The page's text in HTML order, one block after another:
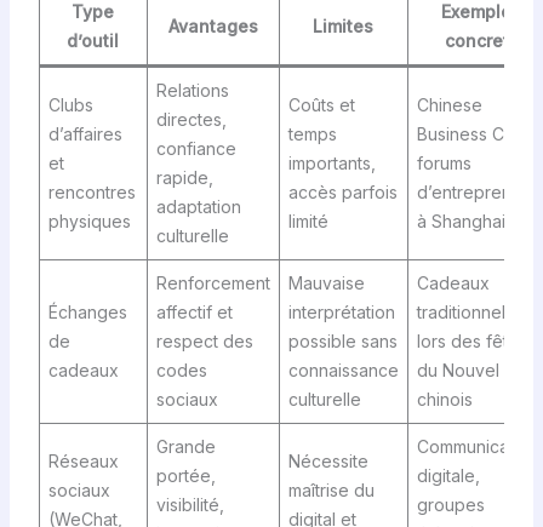
Type
d’outil
Avantages Limites
Exemples
concrets
Clubs
d’affaires
et
rencontres
physiques
Relations
directes,
confiance
rapide,
adaptation
culturelle
Coûts et
temps
importants,
accès parfois
limité
Chinese
Business Club,
forums
à Shanghai
Échanges
de
cadeaux
Renforcement
affectif et
respect des
codes
sociaux
Mauvaise
interprétation
possible sans
connaissance
culturelle
Cadeaux
traditionnels
lors des fêtes
du Nouvel An
chinois
Réseaux
sociaux
(WeChat,
Grande
portée,
visibilité,
Nécessite
maîtrise du
digital et
Communication
digitale,
groupes